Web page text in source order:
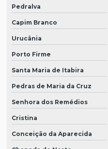
Pedralva
Capim Branco
Urucânia
Porto Firme
Santa Maria de Itabira
Pedras de Maria da Cruz
Senhora dos Remédios
Cristina
Conceição da Aparecida